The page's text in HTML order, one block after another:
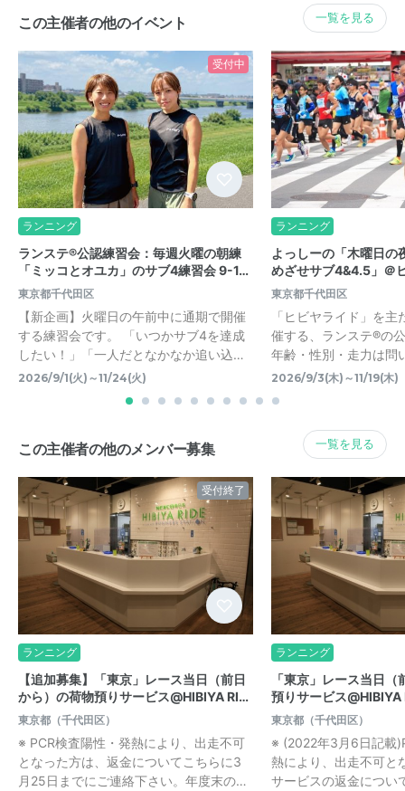
この主催者の他のイベント 一覧を見る
受付中
ランニング
ランステ®公認練習会：毎週火曜の朝練
「ミッコとオユカ」のサブ4練習会 9-1…
東京都千代田区
【新企画】火曜日の午前中に通期で開催
する練習会です。 「いつかサブ4を達成
したい！」「一人だとなかなか追い込…
2026/9/1(火)～11/24(火)
ランニング
よっしーの「木曜日の
めざせサブ4&4.5」＠
東京都千代田区
「ヒビヤライド」を
催する、ランステ®の
年齢・性別・走力は問
2026/9/3(木)～11/19(木)
この主催者の他のメンバー募集 一覧を見る
受付終了
ランニング
【追加募集】「東京」レース当日（前日
から）の荷物預りサービス@HIBIYA RI…
東京都（千代田区）
※ PCR検査陽性・発熱により、出走不可
となった方は、返金についてこちらに3
月25日までにご連絡下さい。年度末の…
ランニング
「東京」レース当日
預りサービス@HIBIYA
東京都（千代田区）
※ (2022年3月6日記載
熱により、出走不可と
サービスの返金につい